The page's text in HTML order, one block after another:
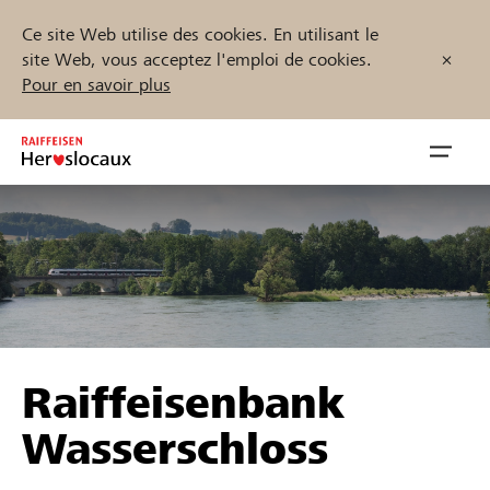
Ce site Web utilise des cookies. En utilisant le
site Web, vous acceptez l'emploi de cookies.
Pour en savoir plus
Inhalt
springen
öffnen
Parrainer
Soutien & assistance
Trouvez des projets et des organisations
Démarrez maintenant
Raiffeisenbank
Wasserschloss